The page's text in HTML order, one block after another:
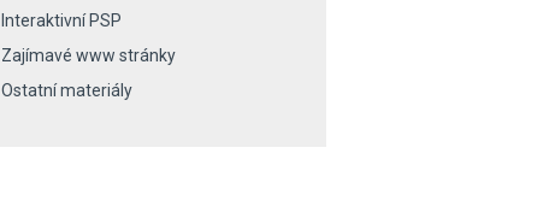
Interaktivní PSP
Zajímavé www stránky
Ostatní materiály